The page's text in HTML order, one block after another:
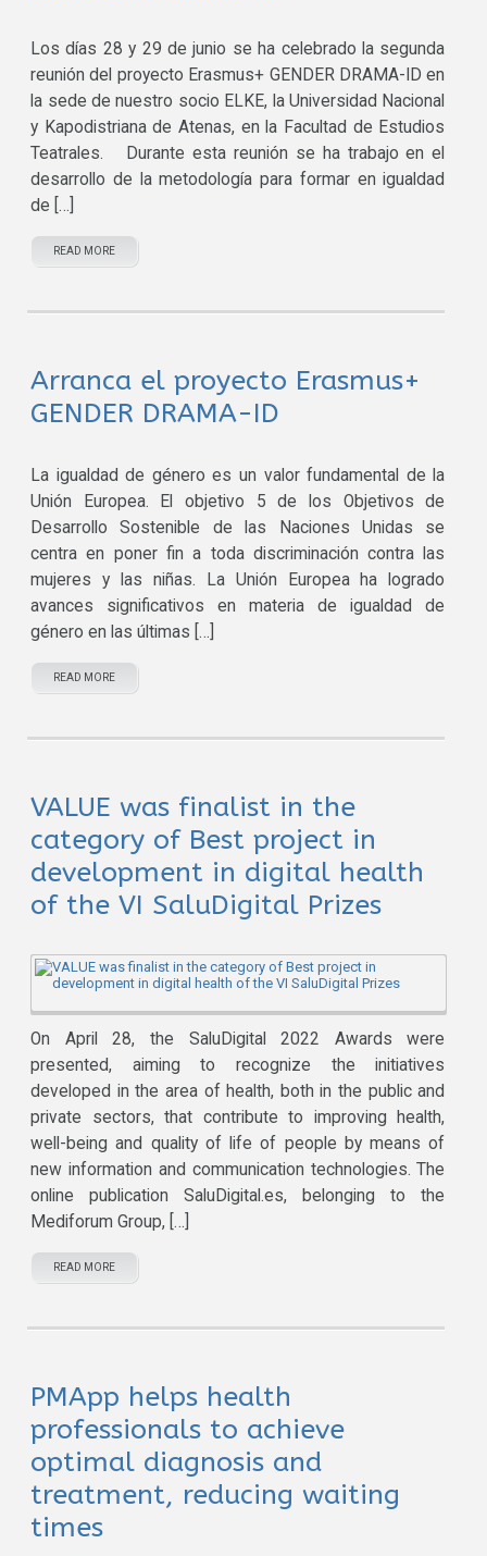
Los días 28 y 29 de junio se ha celebrado la segunda
reunión del proyecto Erasmus+ GENDER DRAMA-ID en
la sede de nuestro socio ELKE, la Universidad Nacional
y Kapodistriana de Atenas, en la Facultad de Estudios
Teatrales. Durante esta reunión se ha trabajo en el
desarrollo de la metodología para formar en igualdad
de […]
READ MORE
Arranca el proyecto Erasmus+
GENDER DRAMA-ID
La igualdad de género es un valor fundamental de la
Unión Europea. El objetivo 5 de los Objetivos de
Desarrollo Sostenible de las Naciones Unidas se
centra en poner fin a toda discriminación contra las
mujeres y las niñas. La Unión Europea ha logrado
avances significativos en materia de igualdad de
género en las últimas […]
READ MORE
VALUE was finalist in the
category of Best project in
development in digital health
of the VI SaluDigital Prizes
On April 28, the SaluDigital 2022 Awards were
presented, aiming to recognize the initiatives
developed in the area of ​​health, both in the public and
private sectors, that contribute to improving health,
well-being and quality of life of people by means of
new information and communication technologies. The
online publication SaluDigital.es, belonging to the
Mediforum Group, […]
READ MORE
PMApp helps health
professionals to achieve
optimal diagnosis and
treatment, reducing waiting
times